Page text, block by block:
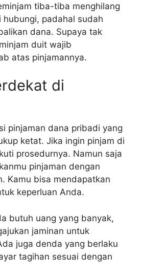
tiba-tiba menghilang
hubungi, padahal sudah
dana. Supaya tak
duit wajib
atas pinjamannya.
di
pinjaman dana pribadi yang
ketat. Jika ingin pinjam di
prosedurnya. Namun saja
pinjaman dengan
Kamu bisa mendapatkan
keperluan Anda.
butuh uang yang banyak,
jaminan untuk
juga denda yang berlaku
tagihan sesuai dengan